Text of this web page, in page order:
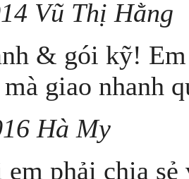
Vũ Thị Hằng
& gói kỹ!
giao nhanh
Hà My
phải chia